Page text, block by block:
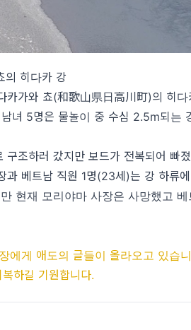
의 히다카 강
카가와 쵸(和歌山県日高川町)의 히
녀 5명은 물놀이 중 수심 2.5m되는
구조하러 갔지만 보드가 전복되어 빠
과 베트남 직원 1명(23세)는 강 하류
현재 모리야마 사장은 사망했고
에게 애도의 글들이 올라오고 있습
하길 기원합니다.